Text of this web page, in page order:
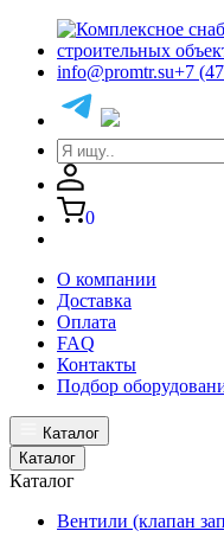
info@promtr.su+7
0
О компании
Доставка
Оплата
FAQ
Контакты
Подбор
Каталог
Каталог
Каталог
Вентили (клапан